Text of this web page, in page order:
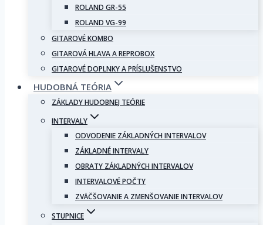
ROLAND GR-55
ROLAND VG-99
GITAROVÉ KOMBO
GITAROVÁ HLAVA A REPROBOX
GITAROVÉ DOPLNKY A PRÍSLUŠENSTVO
HUDOBNÁ TEÓRIA
ZÁKLADY HUDOBNEJ TEÓRIE
INTERVALY
ODVODENIE ZÁKLADNÝCH INTERVALOV
ZÁKLADNÉ INTERVALY
OBRATY ZÁKLADNÝCH INTERVALOV
INTERVALOVÉ POČTY
ZVÄČŠOVANIE A ZMENŠOVANIE INTERVALOV
STUPNICE